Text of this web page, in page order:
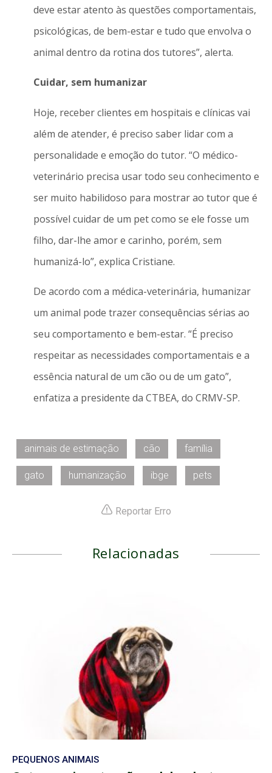
deve estar atento às questões comportamentais,
psicológicas, de bem-estar e tudo que envolva o
animal dentro da rotina dos tutores”, alerta.
Cuidar, sem humanizar
Hoje, receber clientes em hospitais e clínicas vai
além de atender, é preciso saber lidar com a
personalidade e emoção do tutor. “O médico-
veterinário precisa usar todo seu conhecimento e
ser muito habilidoso para mostrar ao tutor que é
possível cuidar de um pet como se ele fosse um
filho, dar-lhe amor e carinho, porém, sem
humanizá-lo”, explica Cristiane.
De acordo com a médica-veterinária, humanizar
um animal pode trazer consequências sérias ao
seu comportamento e bem-estar. “É preciso
respeitar as necessidades comportamentais e a
essência natural de um cão ou de um gato”,
enfatiza a presidente da CTBEA, do CRMV-SP.
animais de estimação cão família
gato humanização ibge pets
Reportar Erro
Relacionadas
PEQUENOS ANIMAIS